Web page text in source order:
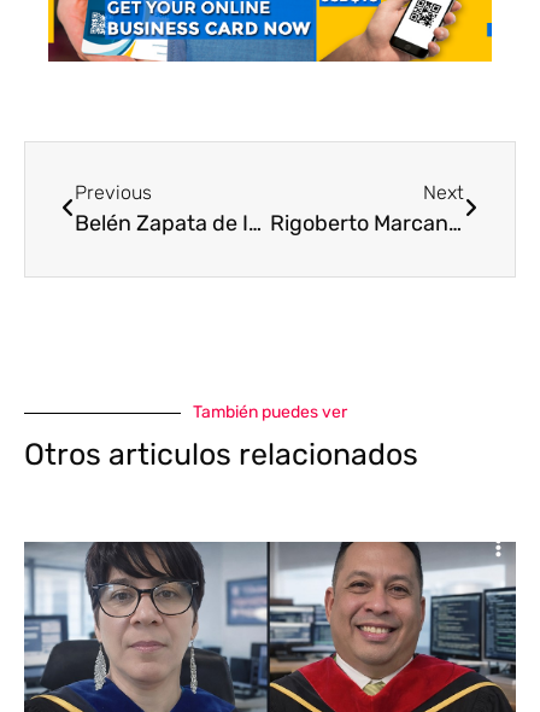
Previous
Belén Zapata de Ibarra extendió sus alas para cumplir sus sueños
Next
Rigoberto Marcano se ha dedicado por completo a la medicina interna
También puedes ver
Otros articulos relacionados